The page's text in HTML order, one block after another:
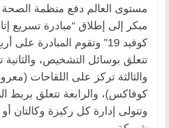
مستوى العالم دفع منظمة الصحة
مبكر إلى إطلاق “مبادرة تسريع
كوفيد 19” وتقوم المبادرة على
تتعلق بوسائل التشخيص، والثانية
والثالثة تركز على اللقاحات
كوفاكس)، والرابعة تتعلق بربط
وتتولى إدارة كل ركيزة وكالتان